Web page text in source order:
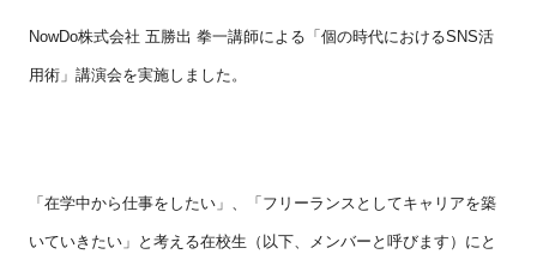
NowDo株式会社 五勝出 拳一講師による「個の時代におけるSNS活
用術」講演会を実施しました。
「在学中から仕事をしたい」、「フリーランスとしてキャリアを築
いていきたい」と考える在校生（以下、メンバーと呼びます）にと